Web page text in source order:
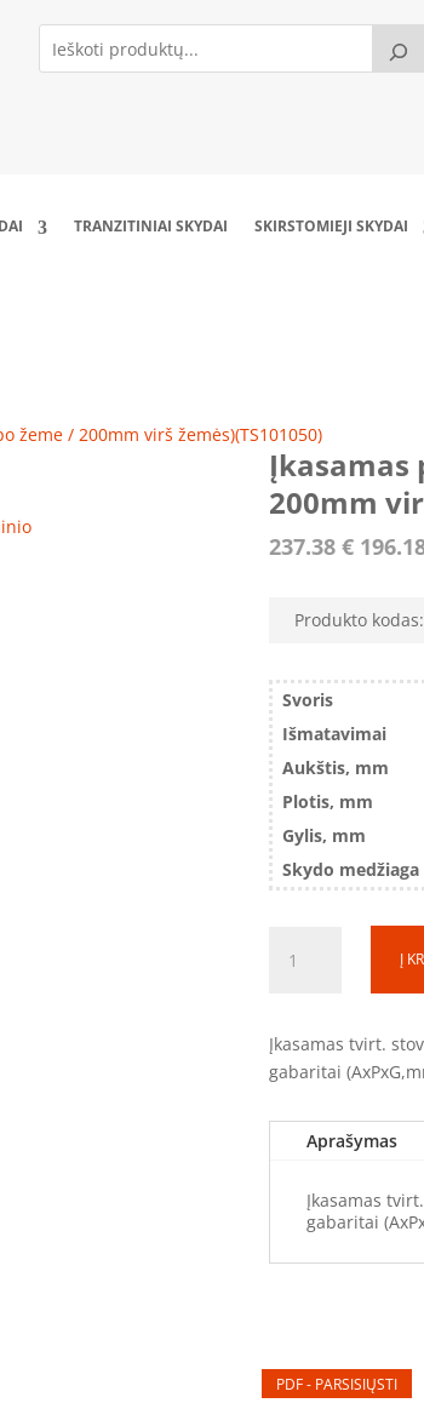
TRANZITINIAI SKYDAI SKIRSTOMIEJI SKYDAI
žeme / 200mm virš žemės)(TS101050)
Įkasamas
200mm
237.38 €
Produkto kodas:
Svoris
Išmatavimai
Aukštis, mm
Plotis, mm
Gylis, mm
Skydo medžiaga
kiekis:
(800
mm
žeme
200mm
Į
Įkasamas tvirt.
gabaritai
Aprašymas
Įkasamas
gabaritai
PDF - PARSISIŲSTI